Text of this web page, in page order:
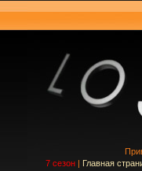
7 сезон | Главная